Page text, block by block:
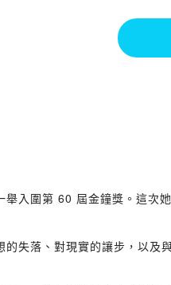
入圍第 60 屆金鐘獎。這次
失落、對現實的讓步，以及